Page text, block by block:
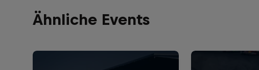
Ähnliche Events